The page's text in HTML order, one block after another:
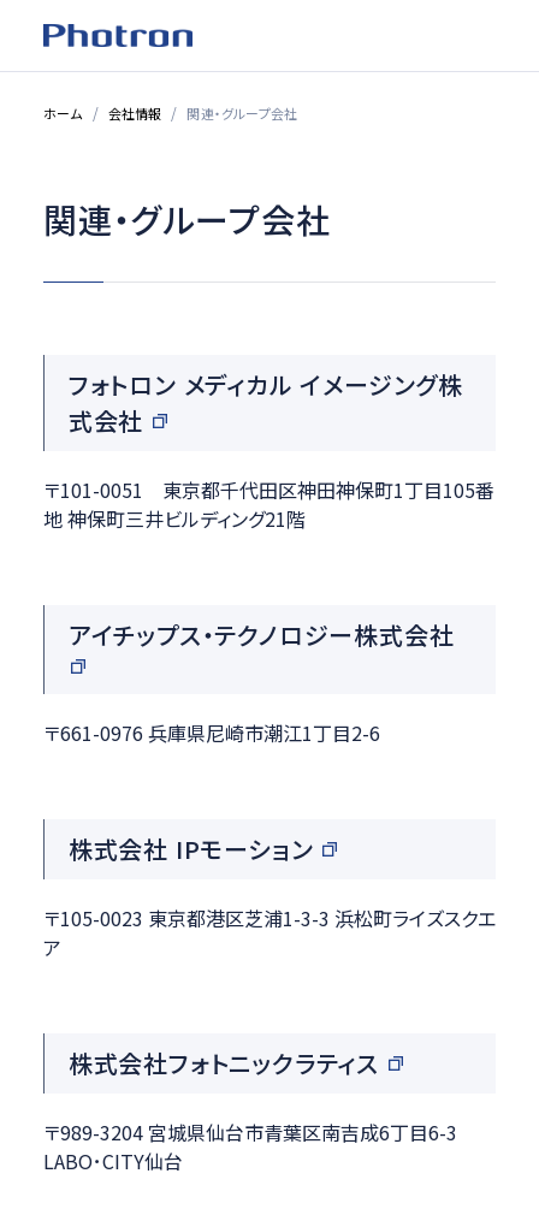
ホーム 会社情報 関連・グループ会社
関連・グループ会社
フォトロン メディカル イメージング株
式会社
〒101-0051 東京都千代田区神田神保町1丁目105番
地 神保町三井ビルディング21階
アイチップス・テクノロジー株式会社
〒661-0976 兵庫県尼崎市潮江1丁目2-6
株式会社 IPモーション
〒105-0023 東京都港区芝浦1-3-3 浜松町ライズスクエ
ア
株式会社フォトニックラティス
〒989-3204 宮城県仙台市青葉区南吉成6丁目6-3
LABO･CITY仙台